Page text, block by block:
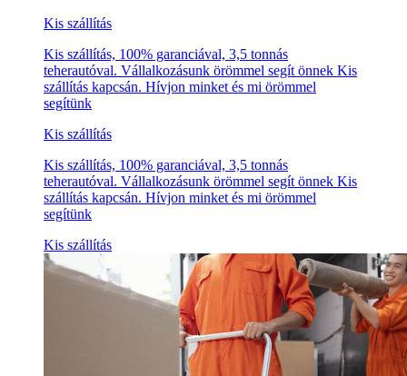
Kis szállítás
Kis szállítás, 100% garanciával, 3,5 tonnás
teherautóval. Vállalkozásunk örömmel segít önnek Kis
szállítás kapcsán. Hívjon minket és mi örömmel
segítünk
Kis szállítás
Kis szállítás, 100% garanciával, 3,5 tonnás
teherautóval. Vállalkozásunk örömmel segít önnek Kis
szállítás kapcsán. Hívjon minket és mi örömmel
segítünk
Kis szállítás